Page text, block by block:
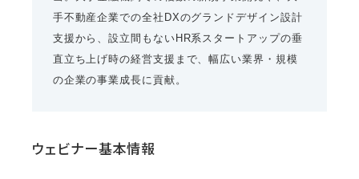
手不動産企業での全社DXのグランドデザイン設計
支援から、設立間もないHR系スタートアップの垂
直立ち上げ時の経営支援まで、幅広い業界・規模
の企業の事業成長に貢献。
ウェビナー基本情報